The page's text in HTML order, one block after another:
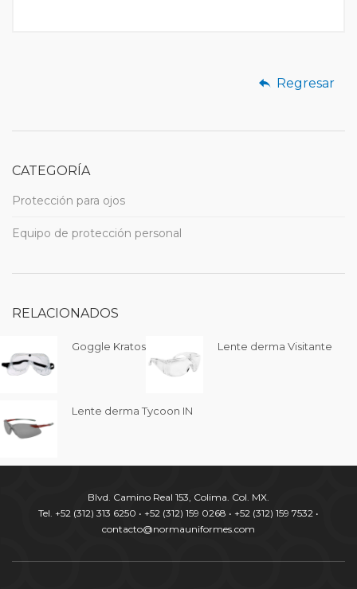
Regresar
CATEGORÍA
Protección para ojos
Equipo de protección personal
RELACIONADOS
Goggle Kratos Lente derma Visitante
Lente derma Tycoon IN
Blvd. Camino Real 153, Colima. Col. MX.
Tel. +52 (312) 313 6250 • +52 (312) 159 0268 • +52 (312) 159 7532 •
contacto@normauniformes.com